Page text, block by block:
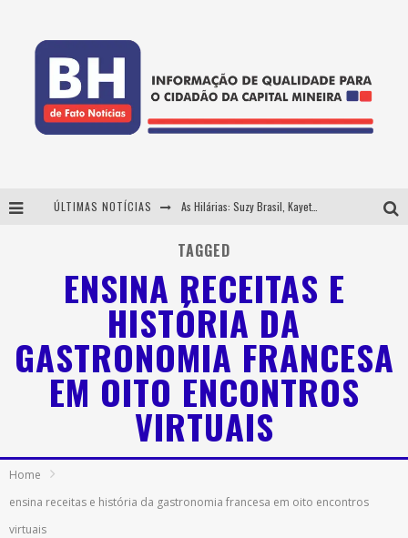
ÚLTIMAS NOTÍCIAS As Hilárias: Suzy Brasil, Kayete e Karoline Absinto retornam a Belo Horizonte para apresentação única no Teatro Sesiminas
Usecorp consolida a 'economia do uso' no B2B brasileiro, vira S.A. e impulsiona expansão com novo fundo estruturado
TAGGED
ENSINA RECEITAS E
HISTÓRIA DA
GASTRONOMIA FRANCESA
EM OITO ENCONTROS
VIRTUAIS
Home
ensina receitas e história da gastronomia francesa em oito encontros
virtuais